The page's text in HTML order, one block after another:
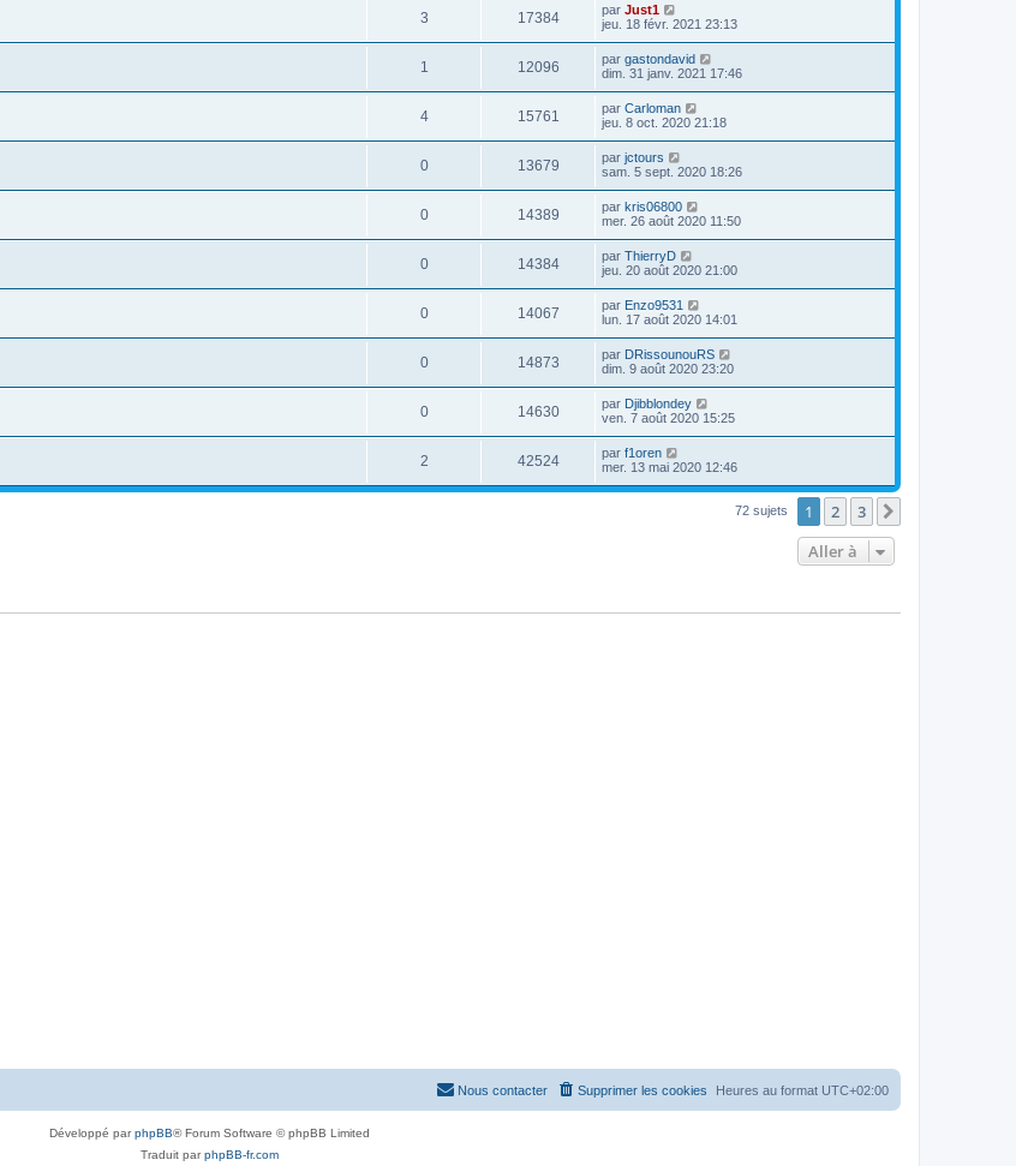
3 17384 par Just1
jeu. 18 févr. 2021 23:13
1 12096 par gastondavid
dim. 31 janv. 2021 17:46
4 15761 par Carloman
jeu. 8 oct. 2020 21:18
0 13679 par jctours
sam. 5 sept. 2020 18:26
0 14389 par kris06800
mer. 26 août 2020 11:50
0 14384 par ThierryD
jeu. 20 août 2020 21:00
0 14067 par Enzo9531
lun. 17 août 2020 14:01
0 14873 par DRissounouRS
dim. 9 août 2020 23:20
0 14630 par Djibblondey
ven. 7 août 2020 15:25
2 42524 par f1oren
mer. 13 mai 2020 12:46
72 sujets 1 2 3
Aller à
Heures au format UTC+02:00
Supprimer les cookies
Nous contacter
Développé parphpBB® Forum Software © phpBB Limited
Traduit parphpBB-fr.com